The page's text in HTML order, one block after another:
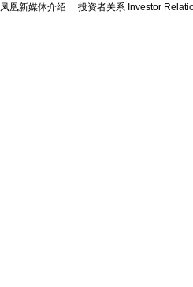
凤凰新媒体介绍 投资者关系 Investor